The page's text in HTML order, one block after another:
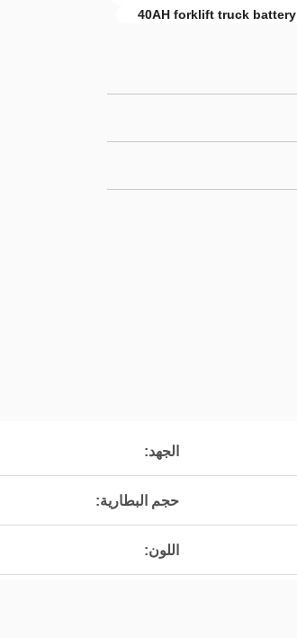
40AH forklift truck battery
الجهد:
حجم البطارية:
اللون: